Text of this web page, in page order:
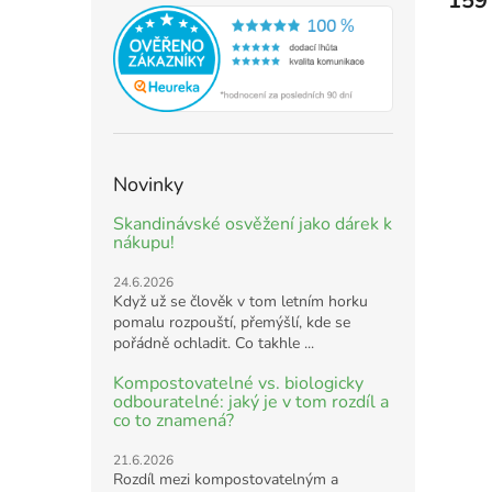
Novinky
Skandinávské osvěžení jako dárek k
nákupu!
24.6.2026
Když už se člověk v tom letním horku
pomalu rozpouští, přemýšlí, kde se
pořádně ochladit. Co takhle ...
Kompostovatelné vs. biologicky
odbouratelné: jaký je v tom rozdíl a
co to znamená?
21.6.2026
Rozdíl mezi kompostovatelným a